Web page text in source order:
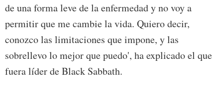
de una forma leve de la enfermedad y no voy a
permitir que me cambie la vida. Quiero decir,
conozco las limitaciones que impone, y las
sobrellevo lo mejor que puedo', ha explicado el que
fuera líder de Black Sabbath.